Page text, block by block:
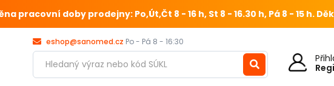
pracovní doby prodejny: Po,Út,Čt 8 - 16 h, St 8 - 16.30 h, Pá 8 - 15 h.
eshop@sanomed.cz Po - Pá 8 - 16:30